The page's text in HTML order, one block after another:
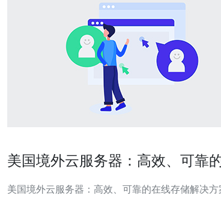
美国境外云服务器：高效、可靠
美国境外云服务器：高效、可靠的在线存储解决方案 随